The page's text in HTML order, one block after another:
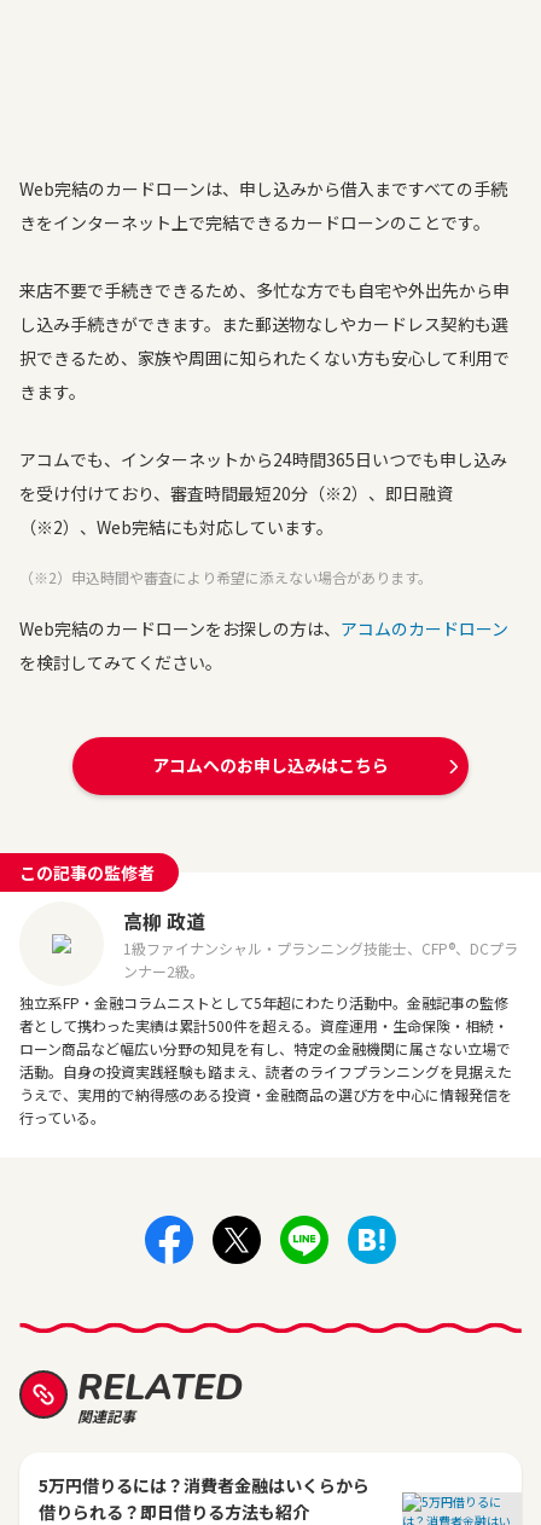
Web完結のカードローンは、申し込みから借入まですべての手続
きをインターネット上で完結できるカードローンのことです。
来店不要で手続きできるため、多忙な方でも自宅や外出先から申
し込み手続きができます。また郵送物なしやカードレス契約も選
択できるため、家族や周囲に知られたくない方も安心して利用で
きます。
アコムでも、インターネットから24時間365日いつでも申し込み
を受け付けており、審査時間最短20分（※2）、即日融資
（※2）、Web完結にも対応しています。
（※2）申込時間や審査により希望に添えない場合があります。
Web完結のカードローンをお探しの方は、 アコムのカードローン
を検討してみてください。
アコムへのお申し込みはこちら
この記事の監修者
高柳 政道
1級ファイナンシャル・プランニング技能士、CFP®、DCプラ
ンナー2級。
独立系FP・金融コラムニストとして5年超にわたり活動中。金融記事の監修
者として携わった実績は累計500件を超える。資産運用・生命保険・相続・
ローン商品など幅広い分野の知見を有し、特定の金融機関に属さない立場で
活動。自身の投資実践経験も踏まえ、読者のライフプランニングを見据えた
うえで、実用的で納得感のある投資・金融商品の選び方を中心に情報発信を
行っている。
RELATED
関連記事
5万円借りるには？消費者金融はいくらから
借りられる？即日借りる方法も紹介